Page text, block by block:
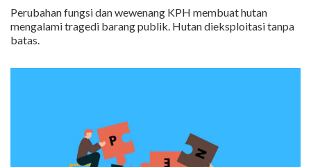
Perubahan fungsi dan wewenang KPH membuat hutan
mengalami tragedi barang publik. Hutan dieksploitasi tanpa
batas.